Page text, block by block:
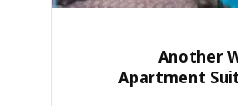
Another
Apartment